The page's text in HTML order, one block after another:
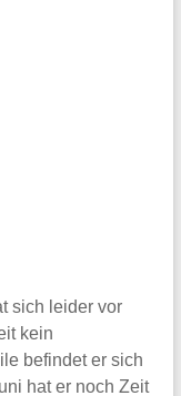
sich leider vor
kein
befindet er sich
hat er noch Zeit